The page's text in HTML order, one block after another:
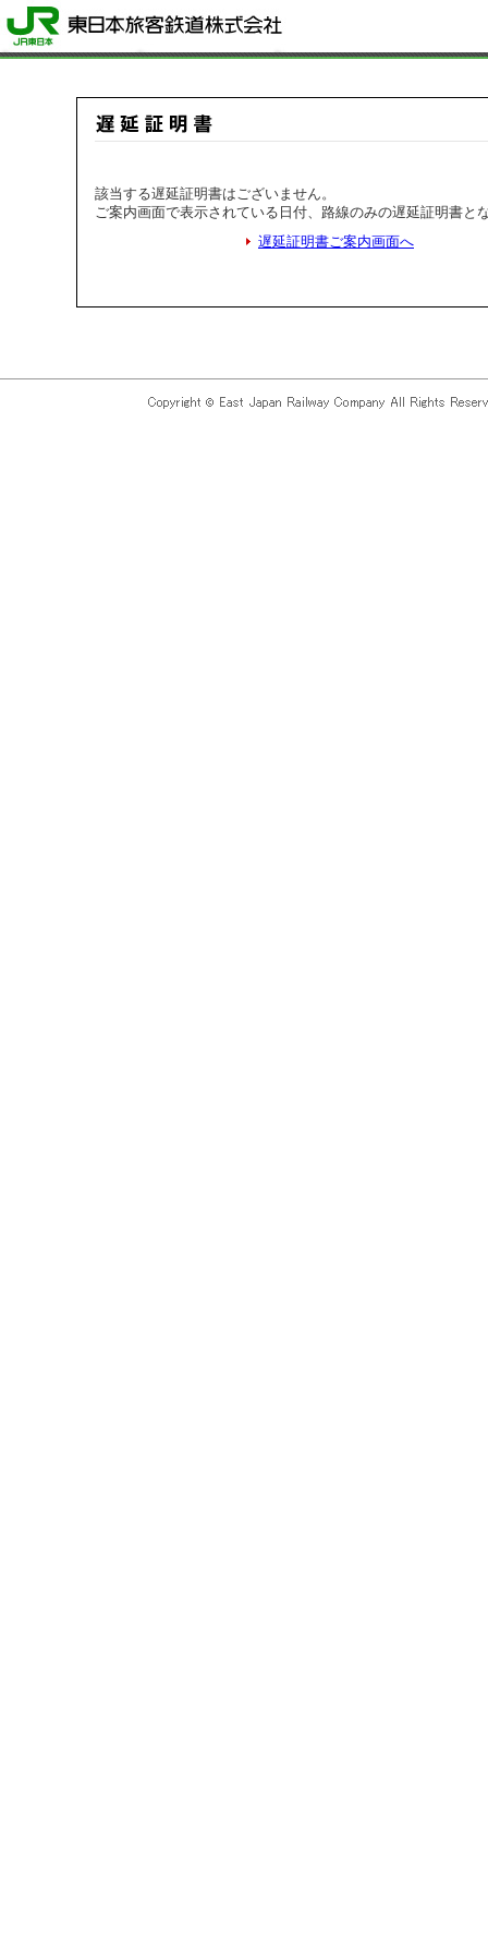
該当する遅延証明書はございません。
ご案内画面で表示されている日付、路線のみの遅延証明書と
遅延証明書ご案内画面へ